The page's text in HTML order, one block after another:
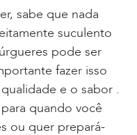
sabe que nada
suculento
pode ser
fazer isso
e o sabor .
quando você
ou quer prepará-